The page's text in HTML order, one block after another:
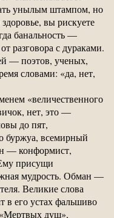
унылым штампом, но
вы рискуете
банальность —
разговора с дураками.
— поэтов, ученых,
словами: «да, нет,
«величественного
нет, это —
до пят,
буржуа, всемирный
— конформист,
присущи
мудрость. Обман —
Великие слова
в его устах фальшиво
душ»,